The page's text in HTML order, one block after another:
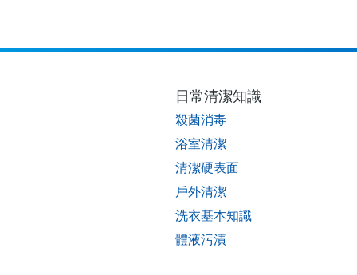
日常清潔知識
殺菌消毒
浴室清潔
清潔硬表面
戶外清潔
洗衣基本知識
體液污漬